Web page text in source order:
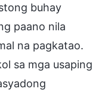
buhay
paano nila
na pagkatao.
sa mga usaping